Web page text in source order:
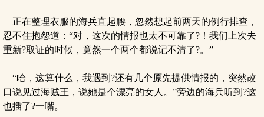
正在整理衣服的海兵直起腰，忽然想起前两天的例行排查，
忍不住抱怨道：“对，这次的情报也太不可靠了?！我们上次去
重新?取证的时候，竟然一个两个都说记不清了?。”
“哈，这算什么，我遇到?还有几个原先提供情报的，突然改
口说见过海贼王，说她是个漂亮的女人。”旁边的海兵听到?这
也插了?一嘴。